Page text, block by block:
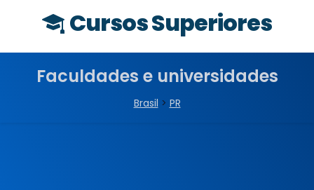
Cursos Superiores
Faculdades e universidades
Brasil > PR